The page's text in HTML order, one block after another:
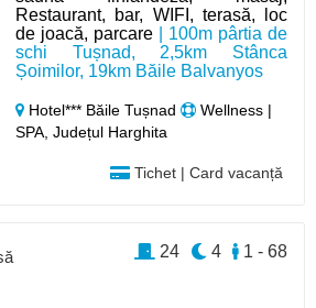
Restaurant, bar, WIFI, terasă, loc
de joacă, parcare | 100m pârtia de
schi Tușnad, 2,5km Stânca
Șoimilor, 19km Băile Balvanyos
Hotel*** Băile Tușnad
Wellness |
SPA, Județul Harghita
Tichet | Card vacanță
1 - 68
4
24